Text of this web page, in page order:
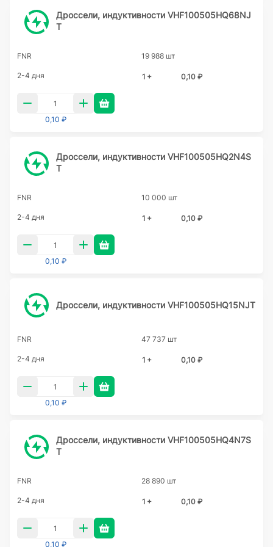
Дроссели, индуктивности VHF100505HQ68NJ
T
FNR 19 988 шт
2-4 дня 1 + 0,10 ₽
0,10 ₽
Дроссели, индуктивности VHF100505HQ2N4S
T
FNR 10 000 шт
2-4 дня 1 + 0,10 ₽
0,10 ₽
Дроссели, индуктивности VHF100505HQ15NJT
FNR 47 737 шт
2-4 дня 1 + 0,10 ₽
0,10 ₽
Дроссели, индуктивности VHF100505HQ4N7S
T
FNR 28 890 шт
2-4 дня 1 + 0,10 ₽
0,10 ₽